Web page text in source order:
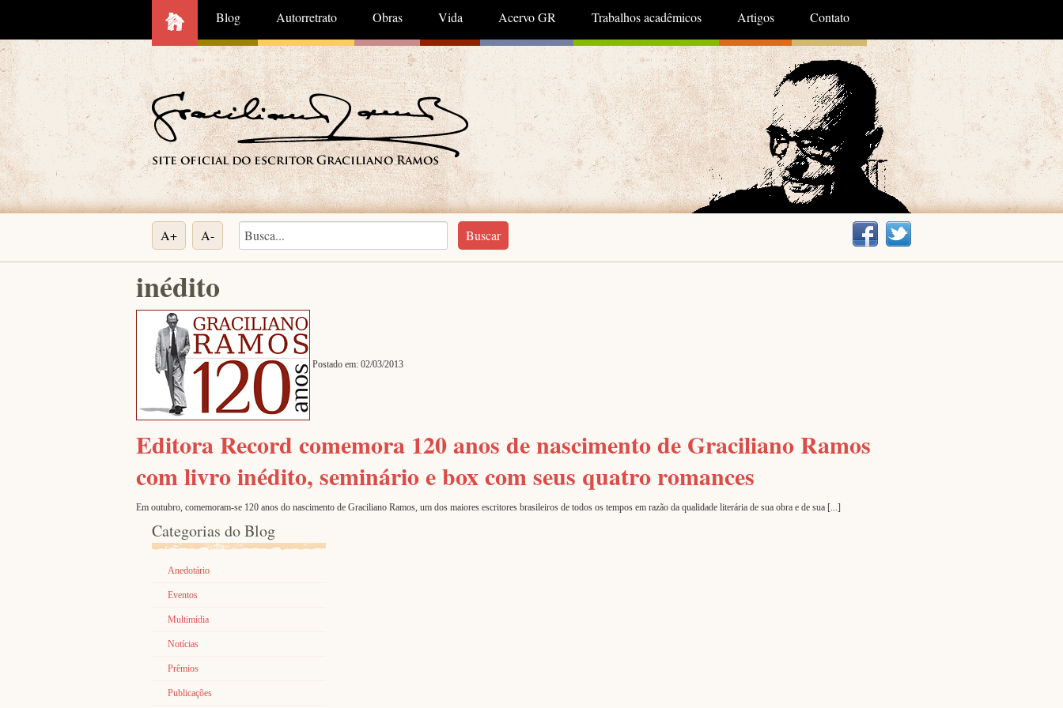
Blog Autorretrato Obras Vida Acervo GR Trabalhos acadêmicos Artigos Contato
A+ A-
inédito
Postado em: 02/03/2013
Editora Record comemora 120 anos de nascimento de Graciliano Ramos
com livro inédito, seminário e box com seus quatro romances
Em outubro, comemoram-se 120 anos do nascimento de Graciliano Ramos, um dos maiores escritores brasileiros de todos os tempos em razão da qualidade literária de sua obra e de sua [...]
Categorias do Blog
Anedotário
Eventos
Multimídia
Notícias
Prêmios
Publicações